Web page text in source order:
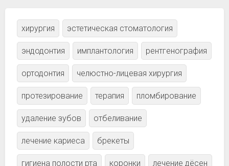
хирургия эстетическая стоматология
эндодонтия имплантология рентгенография
ортодонтия челюстно-лицевая хирургия
протезирование терапия пломбирование
удаление зубов отбеливание
лечение кариеса брекеты
гигиена полости рта коронки лечение дёсен